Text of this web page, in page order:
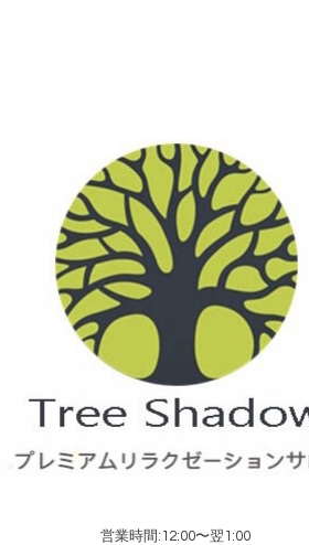
営業時間:12:00〜翌1:00